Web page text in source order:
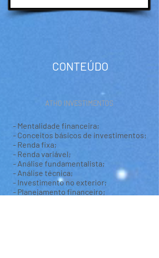
CONTEÚDO
ATHO INVESTIMENTOS
- Mentalidade financeira;
- Conceitos básicos de investimentos;
- Renda fixa;
- Renda variável;
- Análise fundamentalista;
- Análise técnica;
- Investimento no exterior;
- Planejamento financeiro;